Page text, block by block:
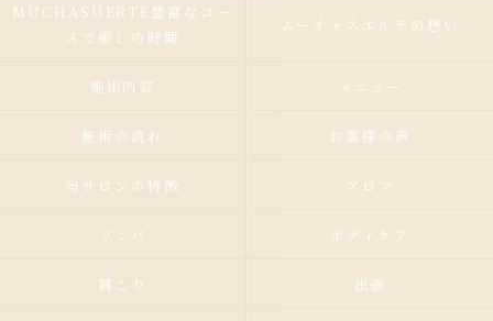
MUCHASUERTE豊富なコー
スで癒しの時間
ムーチャスエルテの想い
施術内容 メニュー
施術の流れ お客様の声
当サロンの特徴 アロマ
リンパ ボディケア
肩こり 出張